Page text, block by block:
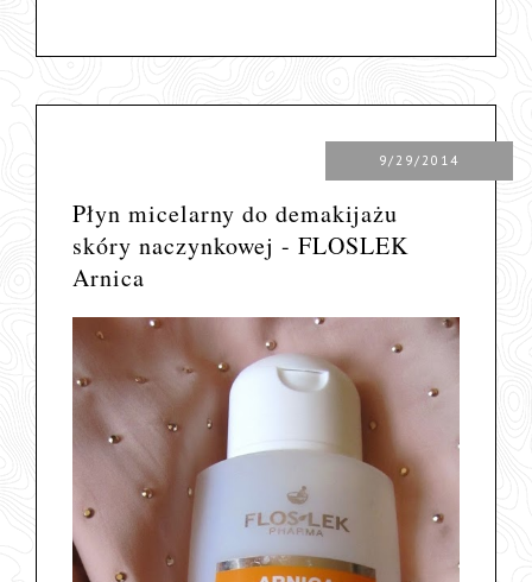
9/29/2014
Płyn micelarny do demakijażu
skóry naczynkowej - FLOSLEK
Arnica